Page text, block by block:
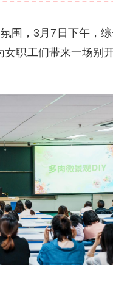
围，3月7日下午，
职工们带来一场别